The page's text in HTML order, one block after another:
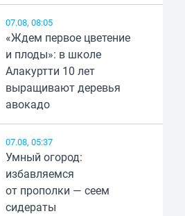
07.08, 08:05
«Ждем первое цветение
и плоды»: в школе
Алакуртти 10 лет
выращивают деревья
авокадо
07.08, 05:37
Умный огород:
избавляемся
от прополки — сеем
сидераты